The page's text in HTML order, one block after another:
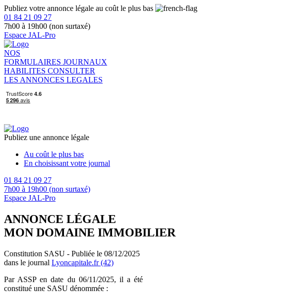
Publiez votre annonce légale au coût le plus bas
01 84 21 09 27
7h00 à 19h00 (non surtaxé)
Espace JAL-Pro
NOS
FORMULAIRES JOURNAUX
HABILITES CONSULTER
LES ANNONCES LEGALES
Publiez une annonce légale
Au coût le plus bas
En choisissant votre journal
01 84 21 09 27
7h00 à 19h00 (non surtaxé)
Espace JAL-Pro
ANNONCE LÉGALE
MON DOMAINE IMMOBILIER
Constitution SASU - Publiée le 08/12/2025
dans le journal Lyoncapitale.fr (42)
Par ASSP en date du 06/11/2025, il a été
constitué une SASU dénommée :